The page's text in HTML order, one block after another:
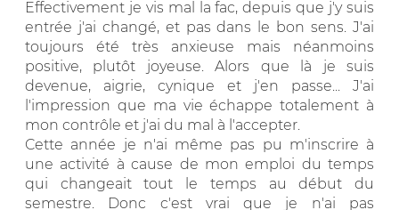
Effectivement je vis mal la fac, depuis que j'y suis
entrée j'ai changé, et pas dans le bon sens. J'ai
toujours été très anxieuse mais néanmoins
positive, plutôt joyeuse. Alors que là je suis
devenue, aigrie, cynique et j'en passe... J'ai
l'impression que ma vie échappe totalement à
mon contrôle et j'ai du mal à l'accepter.
Cette année je n'ai même pas pu m'inscrire à
une activité à cause de mon emploi du temps
qui changeait tout le temps au début du
semestre. Donc c'est vrai que je n'ai pas